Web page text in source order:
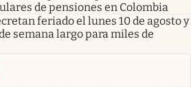
de pensiones en Colombia
feriado el lunes 10 de agosto y
semana largo para miles de